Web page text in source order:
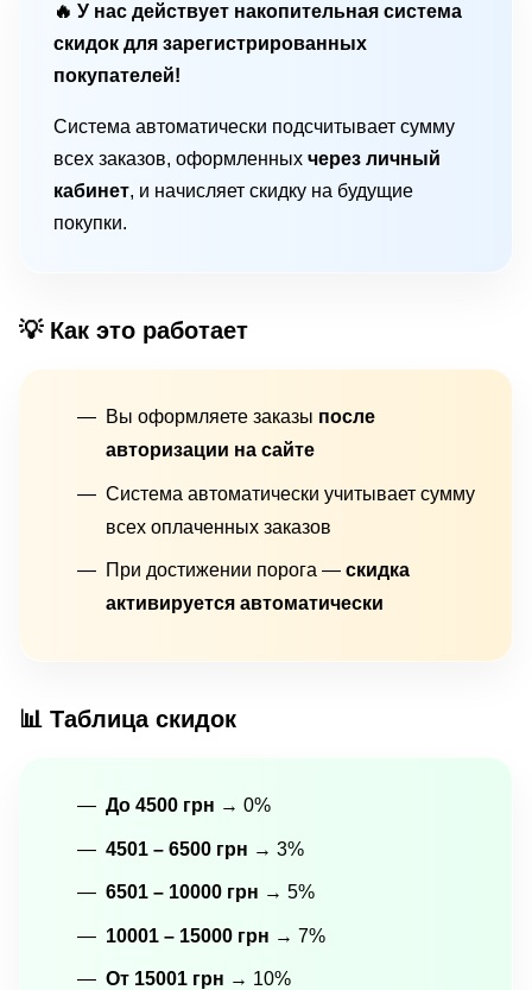
🔥 У нас действует накопительная система
скидок для зарегистрированных
покупателей!
Система автоматически подсчитывает сумму
всех заказов, оформленных через личный
кабинет, и начисляет скидку на будущие
покупки.
💡 Как это работает
Вы оформляете заказы после
авторизации на сайте
Система автоматически учитывает сумму
всех оплаченных заказов
При достижении порога — скидка
активируется автоматически
📊 Таблица скидок
До 4500 грн → 0%
4501 – 6500 грн → 3%
6501 – 10000 грн → 5%
10001 – 15000 грн → 7%
От 15001 грн → 10%